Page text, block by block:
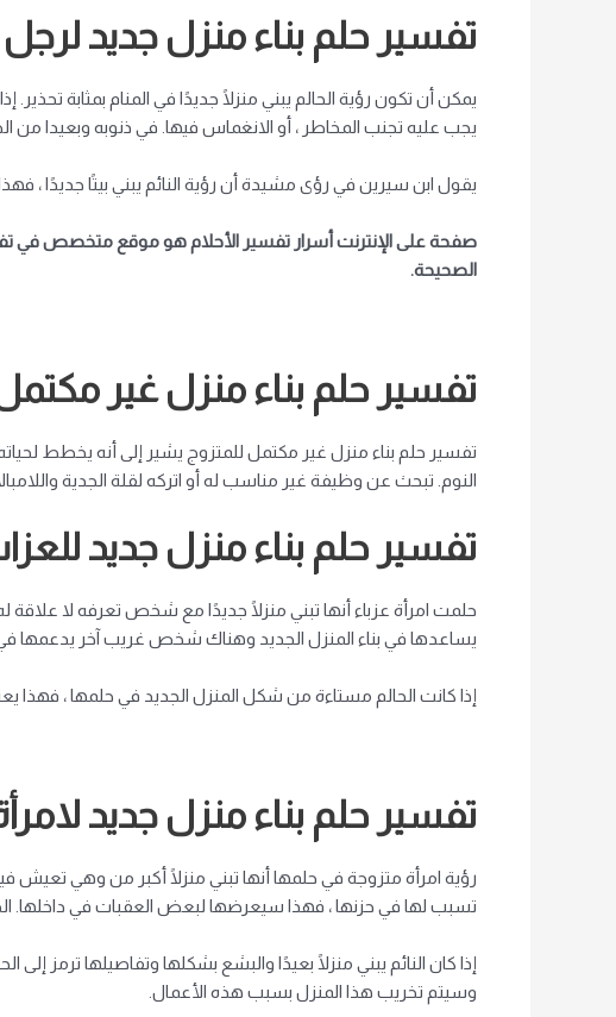
تفسير حلم بناء منزل جديد
يمكن أن تكون رؤية الحالم يبني منزلًا جديدًا في المنام بمثابة
يجب عليه تجنب المخاطر ، أو الانغماس فيها. في ذنوبه وبعيدا من
يقول ابن سيرين في رؤى مشيدة أن رؤية النائم يبني بيتًا جديدًا
صفحة على الإنترنتأسرار تفسير الأحلام هو موقع متخصص في
الصحيحة.
تفسير حلم بناء منزل غير
تفسير حلم بناء منزل غير مكتمل للمتزوج يشير إلى أنه يخطط
النوم. تبحث عن وظيفة غير مناسب له أو اتركه لقلة الجدية
تفسير حلم بناء منزل جديد
حلمت امرأة عزباء أنها تبني منزلًا جديدًا مع شخص تعرفه لا علاقة
يساعدها في بناء المنزل الجديد وهناك شخص غريب آخر يدعمها
إذا كانت الحالم مستاءة من شكل المنزل الجديد في حلمها ، فهذا
تفسير حلم بناء منزل جديد
رؤية امرأة متزوجة في حلمها أنها تبني منزلًا أكبر من وهي تعيش فيه
تسبب لها في حزنها ، فهذا سيعرضها لبعض العقبات في داخلها.
إذا كان النائم يبني منزلًا بعيدًا والبشع بشكلها وتفاصيلها ترمز إلى
وسيتم تخريب هذا المنزل بسبب هذه الأعمال.